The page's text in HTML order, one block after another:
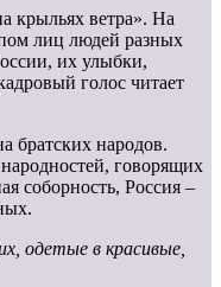
крыльях ветра». На
лиц людей разных
их улыбки,
голос читает
братских народов.
говорящих
соборность, Россия –
одетые в красивые,